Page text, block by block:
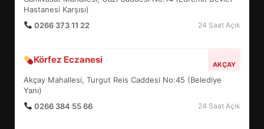
Hastanesi Karşısı)
0266 373 11 22
24 Saat Açık
Körfez Eczanesi AKÇAY
Akçay Mahallesi, Turgut Reis Caddesi No:45 (Belediye
Yanı)
0266 384 55 66
24 Saat Açık
5
6
TURNUVASI KAYITLARI NEYİ